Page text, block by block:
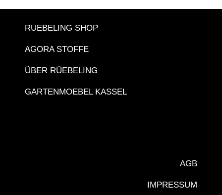
RUEBELING SHOP
AGORA STOFFE
ÜBER RÜEBELING
GARTENMOEBEL KASSEL
AGB
IMPRESSUM